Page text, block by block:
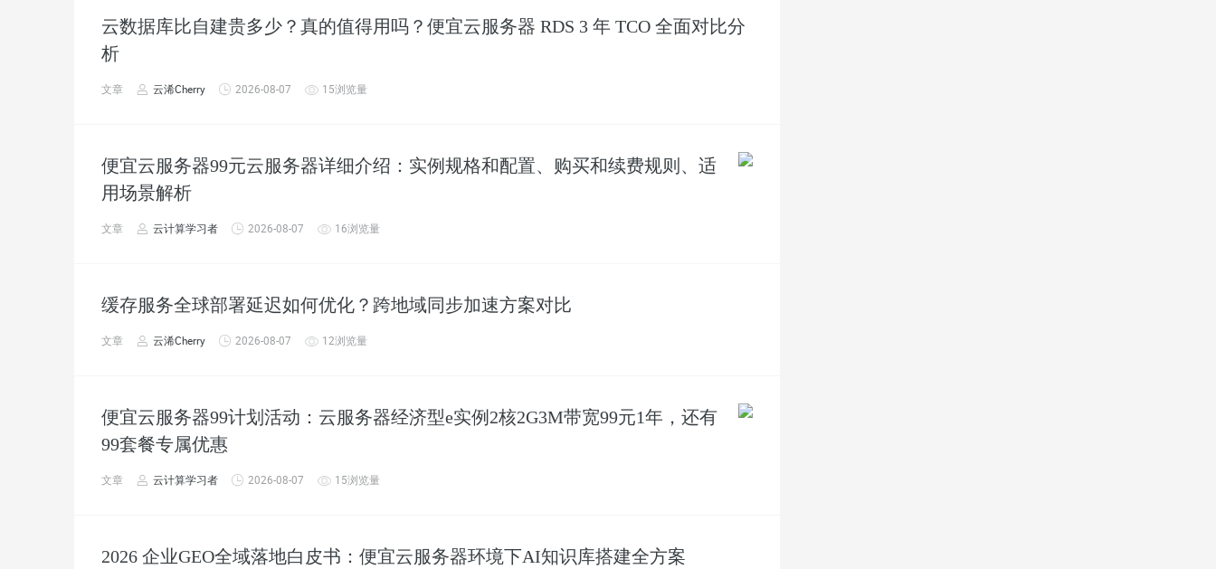
云数据库比自建贵多少？真的值得用吗？便宜云服务器 RDS 3 年 TCO 全面对比分
析
文章 云浠Cherry 2026-08-07 15浏览量
便宜云服务器99元云服务器详细介绍：实例规格和配置、购买和续费规则、适
用场景解析
文章 云计算学习者 2026-08-07 16浏览量
缓存服务全球部署延迟如何优化？跨地域同步加速方案对比
文章 云浠Cherry 2026-08-07 12浏览量
便宜云服务器99计划活动：云服务器经济型e实例2核2G3M带宽99元1年，还有
99套餐专属优惠
文章 云计算学习者 2026-08-07 15浏览量
2026 企业GEO全域落地白皮书：便宜云服务器环境下AI知识库搭建全方案